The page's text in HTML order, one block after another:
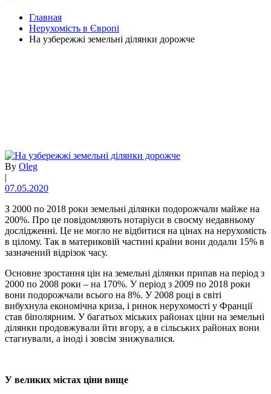
Главная
Нерухомість в Європі
На узбережжі земельні ділянки дорожче
By Oleg
|
07.05.2020
З 2000 по 2018 роки земельні ділянки подорожчали майже на
200%. Про це повідомляють нотаріуси в своєму недавньому
дослідженні. Це не могло не відбитися на цінах на нерухомість
в цілому. Так в материковій частині країни вони додали 15% в
зазначений відрізок часу.
Основне зростання цін на земельні ділянки припав на період з
2000 по 2008 роки – на 170%. У період з 2009 по 2018 роки
вони подорожчали всього на 8%. У 2008 році в світі
вибухнула економічна криза, і ринок нерухомості у Франції
став біполярним. У багатьох міських районах ціни на земельні
ділянки продовжували йти вгору, а в сільських районах вони
стагнували, а іноді і зовсім знижувалися.
У великих містах ціни вище